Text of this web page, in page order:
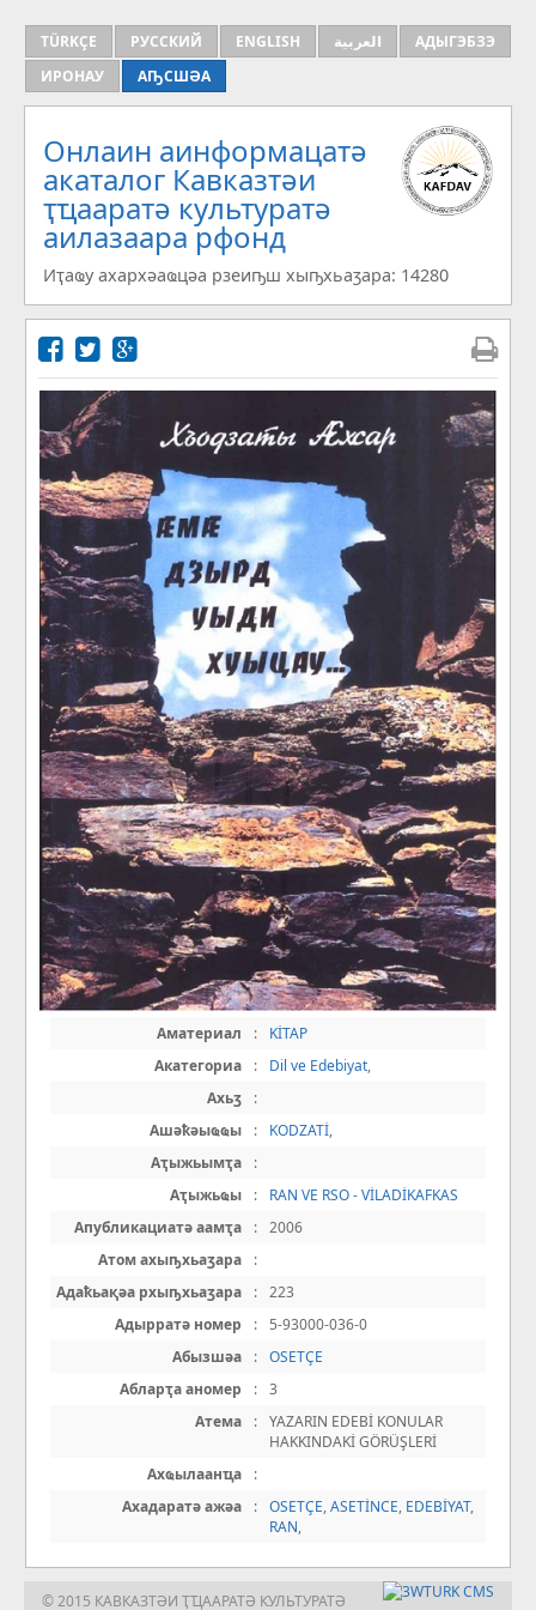
TÜRKÇE РУССКИЙ ENGLISH العربية
АДЫГЭБЗЭ
ИРОНАУ
АҦСШӘА
Онлаин аинформацатә
aкаталог Кавказтәи
ҭҵааратә культуратә
аилазаара рфонд
Иҭаҩу ахархәаҩцәа рзеиҧш хыҧхьаӡара: 14280
Аматериал :
KİTAP
Акатегориа
: Dil ve Edebiyat,
Ахьӡ
:
Ашәҟәыҩҩы
: KODZATİ,
Аҭыжьымҭа
:
Аҭыжьҩы
:
RAN VE RSO - VİLADİKAFKAS
Апубликациатә аамҭа
: 2006
Атом ахыҧхьаӡара
:
Адаҟьақәа рхыҧхьаӡара
: 223
Адырратә номер
:
5-93000-036-0
Абызшәа
: OSETÇE
Абларҭа аномер
: 3
Атема
: YAZARIN EDEBİ KONULAR
HAKKINDAKİ GÖRÜŞLERİ
Ахҩылаанҵа
:
Ахадаратә ажәа
: OSETÇE,ASETİNCE, EDEBİYAT,
RAN,
© 2015 КАВКАЗТӘИ ҬҴААРАТӘ КУЛЬТУРАТӘ